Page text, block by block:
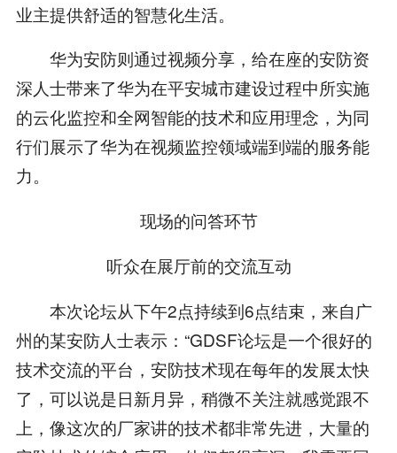
业主提供舒适的智慧化生活。
华为安防则通过视频分享，给在座的安防资
深人士带来了华为在平安城市建设过程中所实施
的云化监控和全网智能的技术和应用理念，为同
行们展示了华为在视频监控领域端到端的服务能
力。
现场的问答环节
听众在展厅前的交流互动
本次论坛从下午2点持续到6点结束，来自广
州的某安防人士表示：“GDSF论坛是一个很好的
技术交流的平台，安防技术现在每年的发展太快
了，可以说是日新月异，稍微不关注就感觉跟不
上，像这次的厂家讲的技术都非常先进，大量的